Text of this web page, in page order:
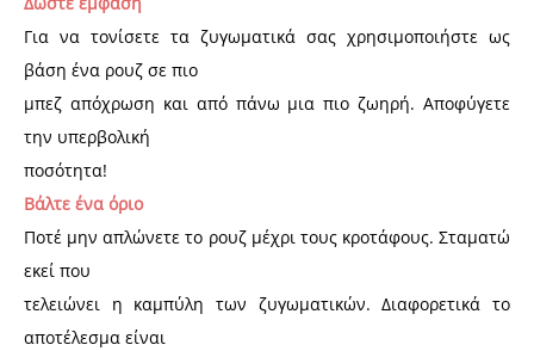
Για να τονίσετε τα ζυγωματικά σας χρησιμοποιήστε ως
βάση ένα ρουζ σε πιο
μπεζ απόχρωση και από πάνω μια πιο ζωηρή. Αποφύγετε
την υπερβολική
ποσότητα!
Βάλτε ένα όριο
Ποτέ μην απλώνετε το ρουζ μέχρι τους κροτάφους. Σταματώ
εκεί που
τελειώνει η καμπύλη των ζυγωματικών. Διαφορετικά το
αποτέλεσμα είναι